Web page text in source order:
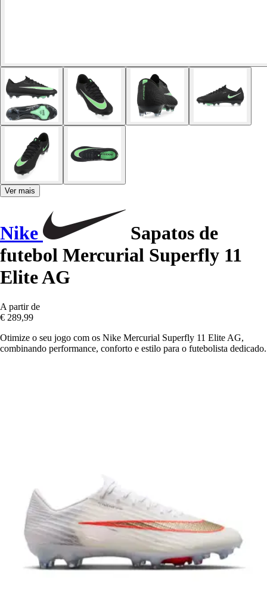
Ver mais
Nike
Sapatos de
futebol Mercurial Superfly 11
Elite AG
A partir de
€ 289,99
Otimize o seu jogo com os Nike Mercurial Superfly 11 Elite AG,
combinando performance, conforto e estilo para o futebolista dedicado.